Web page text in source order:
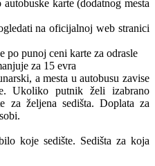
karte (dodatnog mesta
na oficijalnoj web stranici
po punoj ceni karte za odrasle
za 15 evra
a mesta u autobusu zavise
Ukoliko putnik želi izabrano
za željena sedišta. Doplata za
koje sedište. Sedišta za koja